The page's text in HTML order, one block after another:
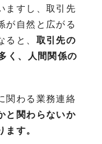
ますし、取引先
が自然と広がる
ると、 取引先の
く、人間関係の
関わる業務連絡
と関わらないか
す。